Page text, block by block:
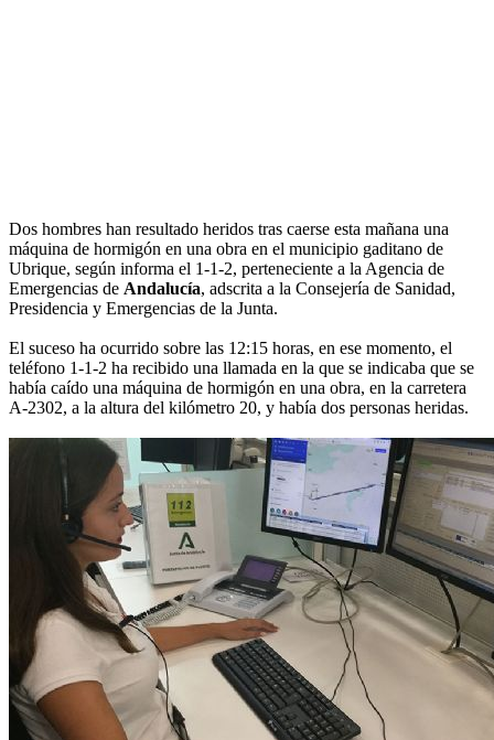
Dos hombres han resultado heridos tras caerse esta mañana una
máquina de hormigón en una obra en el municipio gaditano de
Ubrique, según informa el 1-1-2, perteneciente a la Agencia de
Emergencias de Andalucía, adscrita a la Consejería de Sanidad,
Presidencia y Emergencias de la Junta.
El suceso ha ocurrido sobre las 12:15 horas, en ese momento, el
teléfono 1-1-2 ha recibido una llamada en la que se indicaba que se
había caído una máquina de hormigón en una obra, en la carretera
A-2302, a la altura del kilómetro 20, y había dos personas heridas.